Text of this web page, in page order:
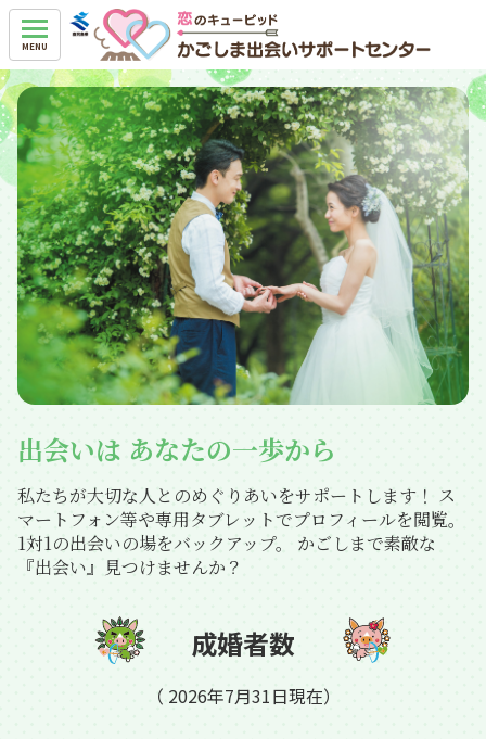
出会いは あなたの一歩から
私たちが大切な人とのめぐりあいをサポートします！ ス
マートフォン等や専用タブレットでプロフィールを閲覧。
1対1の出会いの場をバックアップ。
かごしまで素敵な
『出会い』見つけませんか？
成婚者数
（ 2026年7月31日現在）